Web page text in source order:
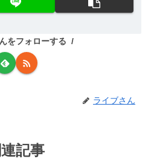
をフォローする
ライブさん
記事